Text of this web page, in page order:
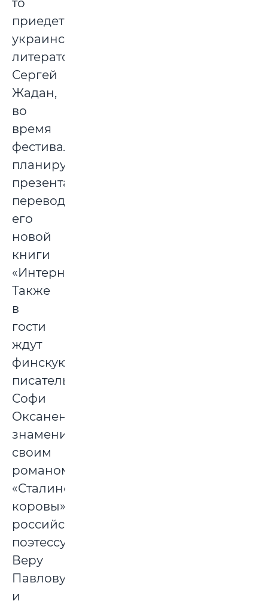
то
приедет
украинский
литератор
Сергей
Жадан,
во
время
фестиваля
планируется
презентация
перевода
его
новой
книги
«Интернат».
Также
в
гости
ждут
финскую
писательницу
Софи
Оксанен,
знаменитую
своим
романом
«Сталинские
коровы»,
российскую
поэтессу
Веру
Павлову
и